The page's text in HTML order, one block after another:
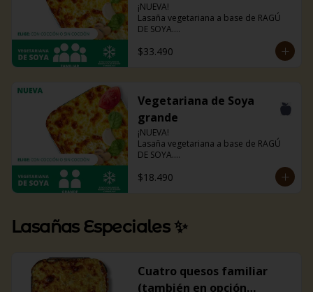
¡NUEVA!
Lasaña vegetariana a base de RAGÚ
DE SOYA.
La misma lasaña, el mismo sabor pero
ahora con guiso diferente.
$33.490
Vegetariana de Soya
grande
¡NUEVA!
Lasaña vegetariana a base de RAGÚ
DE SOYA.
La misma lasaña, el mismo sabor pero
ahora con guiso diferente.
$18.490
Lasañas Especiales ✨
Cuatro quesos familiar
(también en opción